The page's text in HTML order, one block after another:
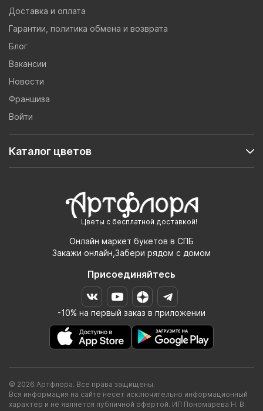
Цветы с бесплатной доставкой!
Онлайн маркет букетов в СПБ
Закажи онлайн,Забери рядом с домом
Присоединяйтесь
-10% на первый заказ в приложении
Доставка и оплата
Гарантии, политика обмена и возврата
Блог
Вакансии
Новости
Франшиза
Войти
Каталог цветов
© 2026 Артфлора. Все права защищены.
Вся информация на сайте несет исключительно информационный
характер и не является публичной офертой. ИП Пономарева Н. В.